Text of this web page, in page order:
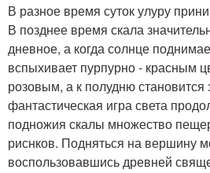
В разное время суток улуру
В позднее время скала
дневное, а когда солнце
вспыхивает пурпурно - красным
розовым, а к полудню
фантастическая игра света
подножия скалы множество
риснков. Подняться на вершину
воспользовавшись древней